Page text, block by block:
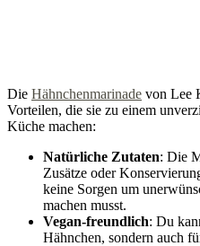
Die Hähnchenmarinade von Lee
Vorteilen, die sie zu einem
Küche machen:
Natürliche Zutaten: Die
Zusätze oder
keine Sorgen um
machen musst.
Vegan-freundlich: Du
Hähnchen, sondern auch